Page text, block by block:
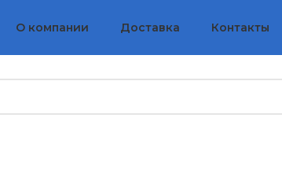
О компании Доставка Контакты